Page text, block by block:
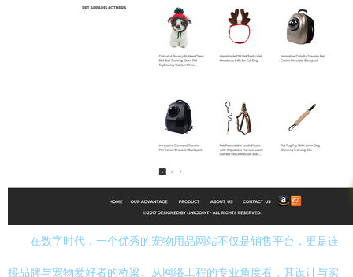
在数字时代，一个优秀的宠物用品网站不仅是销售平台，更是连
接品牌与宠物爱好者的桥梁。从网络工程的专业角度看，其设计与实